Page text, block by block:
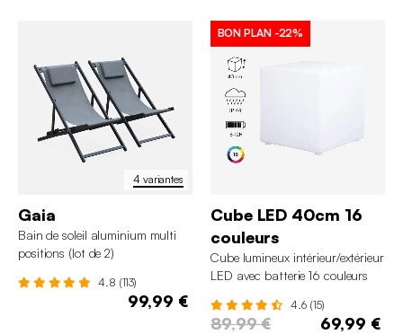
4 variantes
Gaia
Bain de soleil aluminium multi
positions (lot de 2)
4.8 (113)
99,99 €
BON PLAN -22%
Cube LED 40cm 16
couleurs
Cube lumineux intérieur/extérieur
LED avec batterie 16 couleurs
4.6 (15)
89,99 € 69,99 €